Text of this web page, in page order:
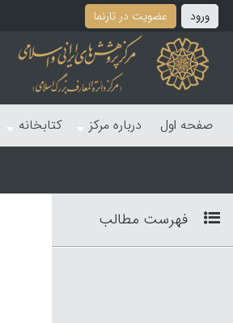
ورود عضویت در تارنما
صفحه اول درباره مرکز کتابخانه
فهرست مطالب